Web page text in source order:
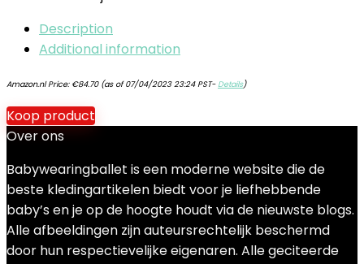
Description
Additional information
Amazon.nl Price: €84.70(as of 07/04/2023 23:24 PST- Details)
Koop product
Over ons
Babywearingballet is een moderne website die de
beste kledingartikelen biedt voor je liefhebbende
baby’s en je op de hoogte houdt via de nieuwste blogs.
Alle afbeeldingen zijn auteursrechtelijk beschermd
door hun respectievelijke eigenaren. Alle geciteerde